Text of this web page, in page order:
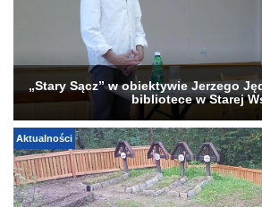
„Stary Sącz” w obiektywie Jerzego
bibliotece w Starej
Aktualności